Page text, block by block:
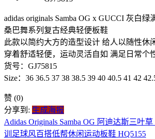
adidas originals Samba OG x GUCCI 灰白绿
桑巴舞系列复古经典轻便板鞋
此款以简约大方的造型设计 给人以随性休
穿着舒适轻便，运动灵活自如 满足日常个
货号：GJ75815
Size：36 36.5 37 38 38.5 39 40 40.5 41 42
赞 (0)
分享到: 生成海报
Adidas Originals Samba OG 阿迪达斯三叶
训足球风百搭低帮休闲运动板鞋 HQ5155